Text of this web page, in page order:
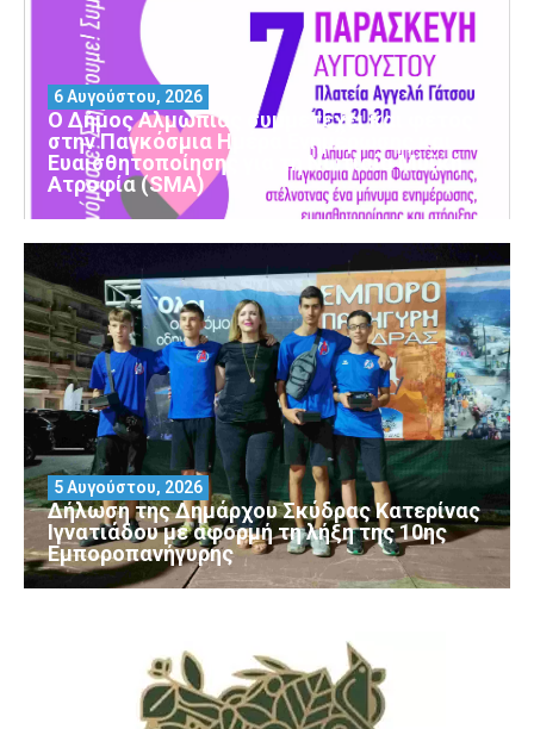
Ο Δήμος Αλμωπίας συμμετέχει και φέτος
στην Παγκόσμια Ημέρα Ενημέρωσης και
Ευαισθητοποίησης για τη Νωτιαία Μυϊκή
Ατροφία (SMA)
6 Αυγούστου, 2026
Δήλωση της Δημάρχου Σκύδρας Κατερίνας
Ιγνατιάδου με αφορμή τη λήξη της 10ης
Εμποροπανήγυρης
5 Αυγούστου, 2026